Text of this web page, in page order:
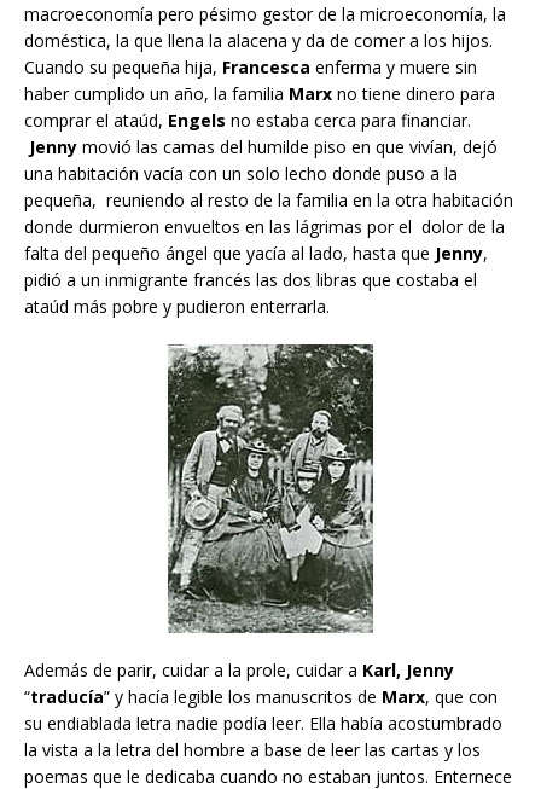
macroeconomía pero pésimo gestor de la microeconomía, la
doméstica, la que llena la alacena y da de comer a los hijos.
Cuando su pequeña hija, Francesca enferma y muere sin
haber cumplido un año, la familia Marx no tiene dinero para
comprar el ataúd, Engels no estaba cerca para financiar.
Jenny movió las camas del humilde piso en que vivían, dejó
una habitación vacía con un solo lecho donde puso a la
pequeña, reuniendo al resto de la familia en la otra habitación
donde durmieron envueltos en las lágrimas por el dolor de la
falta del pequeño ángel que yacía al lado, hasta que Jenny,
pidió a un inmigrante francés las dos libras que costaba el
ataúd más pobre y pudieron enterrarla.
Además de parir, cuidar a la prole, cuidar a Karl, Jenny
“traducía” y hacía legible los manuscritos de Marx, que con
su endiablada letra nadie podía leer. Ella había acostumbrado
la vista a la letra del hombre a base de leer las cartas y los
poemas que le dedicaba cuando no estaban juntos. Enternece